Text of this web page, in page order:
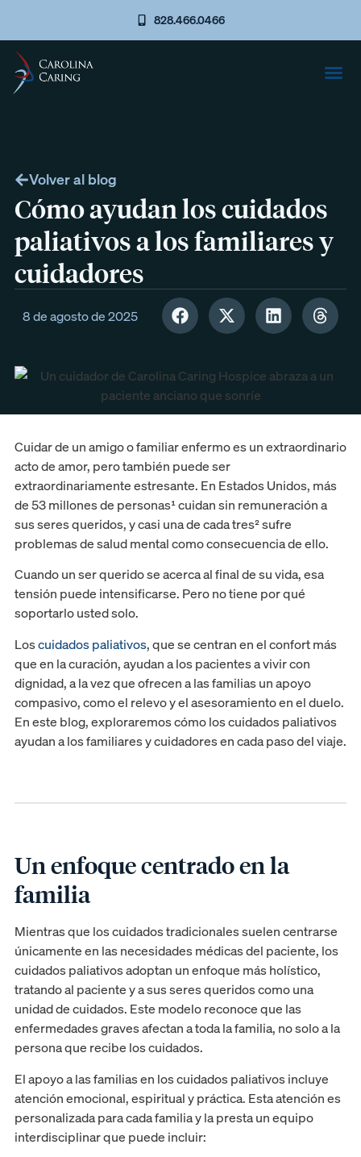
828.466.0466
Volver al blog
Cómo ayudan los cuidados
paliativos a los familiares y
cuidadores
8 de agosto de 2025
Cuidar de un amigo o familiar enfermo es un extraordinario
acto de amor, pero también puede ser
extraordinariamente estresante. En Estados Unidos, más
de 53 millones de personas¹ cuidan sin remuneración a
sus seres queridos, y casi una de cada tres² sufre
problemas de salud mental como consecuencia de ello.
Cuando un ser querido se acerca al final de su vida, esa
tensión puede intensificarse. Pero no tiene por qué
soportarlo usted solo.
Loscuidados paliativos, que se centran en el confort más
que en la curación, ayudan a los pacientes a vivir con
dignidad, a la vez que ofrecen a las familias un apoyo
compasivo, como el relevo y el asesoramiento en el duelo.
En este blog, exploraremos cómo los cuidados paliativos
ayudan a los familiares y cuidadores en cada paso del viaje.
Un enfoque centrado en la
familia
Mientras que los cuidados tradicionales suelen centrarse
únicamente en las necesidades médicas del paciente, los
cuidados paliativos adoptan un enfoque más holístico,
tratando al paciente y a sus seres queridos como una
unidad de cuidados. Este modelo reconoce que las
enfermedades graves afectan a toda la familia, no solo a la
persona que recibe los cuidados.
El apoyo a las familias en los cuidados paliativos incluye
atención emocional, espiritual y práctica. Esta atención es
personalizada para cada familia y la presta un equipo
interdisciplinar que puede incluir: